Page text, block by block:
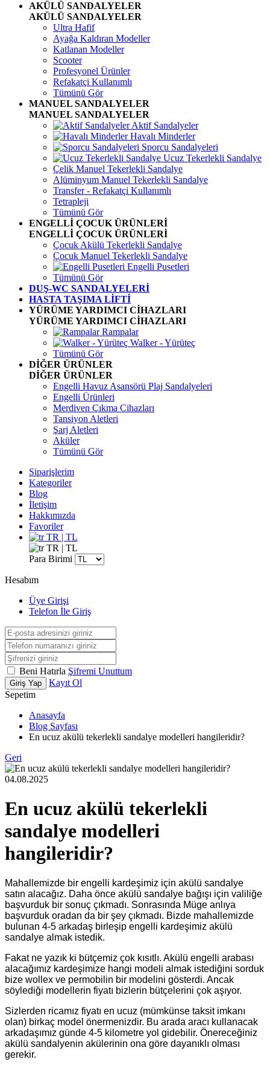
AKÜLÜ SANDALYELER
AKÜLÜ SANDALYELER
Ultra Hafif
Ayağa Kaldıran Modeller
Katlanan Modeller
Scooter
Profesyonel Ürünler
Refakatçi Kullanımlı
Tümünü Gör
MANUEL SANDALYELER
MANUEL SANDALYELER
Aktif Sandalyeler
Havalı Minderler
Sporcu Sandalyeleri
Ucuz Tekerlekli Sandalye
Çelik Manuel Tekerlekli Sandalye
Alüminyum Manuel Tekerlekli Sandalye
Transfer - Refakatçi Kullanımlı
Tetrapleji
Tümünü Gör
ENGELLİ ÇOCUK ÜRÜNLERİ
ENGELLİ ÇOCUK ÜRÜNLERİ
Çocuk Akülü Tekerlekli Sandalye
Çocuk Manuel Tekerlekli Sandalye
Engelli Pusetleri
Tümünü Gör
DUŞ-WC SANDALYELERİ
HASTA TAŞIMA LİFTİ
YÜRÜME YARDIMCI CİHAZLARI
YÜRÜME YARDIMCI CİHAZLARI
Rampalar
Walker - Yürüteç
Tümünü Gör
DİĞER ÜRÜNLER
DİĞER ÜRÜNLER
Engelli Havuz Asansörü Plaj Sandalyeleri
Engelli Ürünleri
Merdiven Çıkma Cihazları
Tansiyon Aletleri
Şarj Aletleri
Aküler
Tümünü Gör
Siparişlerim
Kategoriler
Blog
İletişim
Hakkımızda
Favoriler
TR | TL
TR | TL
Para Birimi
Hesabım
Üye Girişi
Telefon İle Giriş
Beni Hatırla Şifremi Unuttum
Giriş Yap
Kayıt Ol
Sepetim
Anasayfa
Blog Sayfası
En ucuz akülü tekerlekli sandalye modelleri hangileridir?
Geri
04.08.2025
En ucuz akülü tekerlekli
sandalye modelleri
hangileridir?
Mahallemizde bir engelli kardeşimiz için akülü sandalye
satın alacağız. Daha önce akülü sandalye bağışı için valiliğe
başvurduk bir sonuç çıkmadı. Sonrasında Müge anlıya
başvurduk oradan da bir şey çıkmadı. Bizde mahallemizde
bulunan 4-5 arkadaş birleşip engelli kardeşimiz akülü
sandalye almak istedik.
Fakat ne yazık ki bütçemiz çok kısıtlı. Akülü engelli arabası
alacağımız kardeşimize hangi modeli almak istediğini sorduk
bize wollex ve permobilin bir modelini gösterdi. Ancak
söylediği modellerin fiyatı bizlerin bütçelerini çok aşıyor.
Sizlerden ricamız fiyatı en ucuz (mümkünse taksit imkanı
olan) birkaç model önermenizdir. Bu arada aracı kullanacak
arkadaşımız günde 4-5 kilometre yol gidebilir. Önereceğiniz
akülü sandalyenin akülerinin ona göre dayanıklı olması
gerekir.